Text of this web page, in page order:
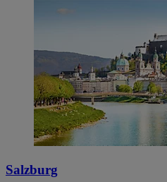
Salzburg